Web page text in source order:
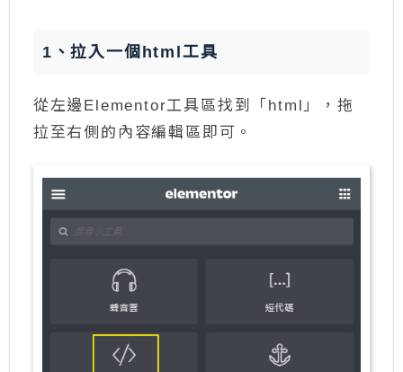
1、拉入一個html工具
從左邊Elementor工具區找到「html」，拖
拉至右側的內容編輯區即可。